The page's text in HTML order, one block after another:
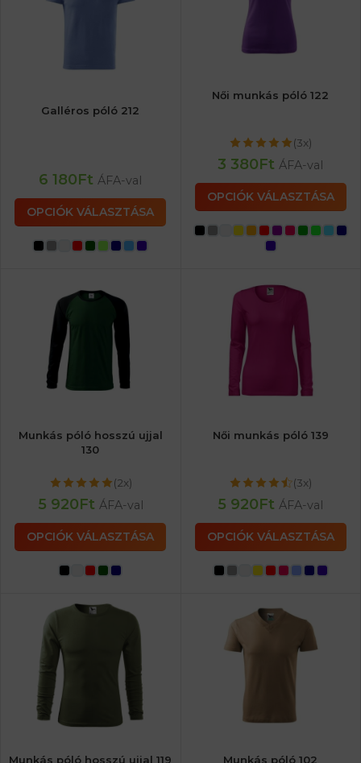
Galléros póló 212
6 180Ft ÁFA-val
OPCIÓK VÁLASZTÁSA
Női munkás póló 122
(3x)
3 380Ft ÁFA-val
OPCIÓK VÁLASZTÁSA
Munkás póló hosszú ujjal
130
(2x)
5 920Ft ÁFA-val
OPCIÓK VÁLASZTÁSA
Női munkás póló 139
(3x)
5 920Ft ÁFA-val
OPCIÓK VÁLASZTÁSA
Munkás póló hosszú ujjal 119 Munkás póló 102